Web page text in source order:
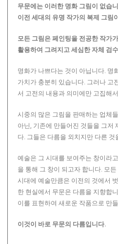
무문에는 이러한 명화 그림이 없습
이전 세대의 유명 작가의 복제 그림
모든 그림은 페인팅을 전공한 작가
활용하여 그려지고 세심한 자체 검
명화가 나쁘다는 것이 아닙니다. 명
가치가 충분히 있습니다. 그러나 고
서 고전의 내용과 의미에만 고집해
시중의 많은 그림을 판매하는 업체
아닌, 기존에 만들어진 것들을 그저
다. 그들은 다름을 외치지만 다른 것
예술은 그 시대를 보여주는 창이라
을 통해 그 창이 되고자 합니다. 모
시대에 예술만큼은 이전의 것에서
한 현실에서 무문은 다름을 지향합
이를 표현하여 새로운 작품으로 만
이것이 바로 무문의 다름입니다.